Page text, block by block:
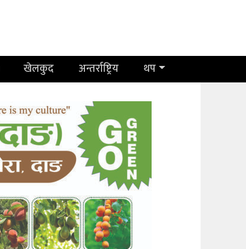
खेलकुद अन्तर्राष्ट्रिय थप